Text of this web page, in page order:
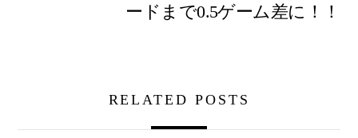
ードまで0.5ゲーム差に！！
RELATED POSTS